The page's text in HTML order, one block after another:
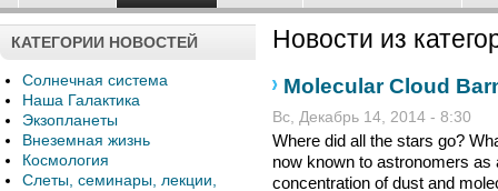
КАТЕГОРИИ НОВОСТЕЙ
Солнечная система
Наша Галактика
Экзопланеты
Внеземная жизнь
Космология
Слеты, семинары, лекции,
Новости из
Molecular Cloud
Вс, Декабрь 14, 2014 - 8:30
Where did all the stars go?
now known to astronomers
concentration of dust and